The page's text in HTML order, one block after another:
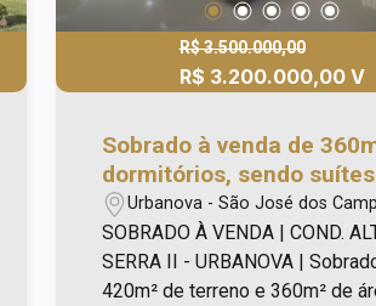
R$ 3.500.000,00
R$ 3.200.000,00 V
Sobrado à venda de
dormitórios, sendo
vagas de garagem |
Condomínio Altos da
Urbanova | São José dos
Campos |
Urbanova - São José dos
SOBRADO À VENDA | COND.
SERRA II - URBANOVA | Sobrado de
420m² de terreno e 360m² de